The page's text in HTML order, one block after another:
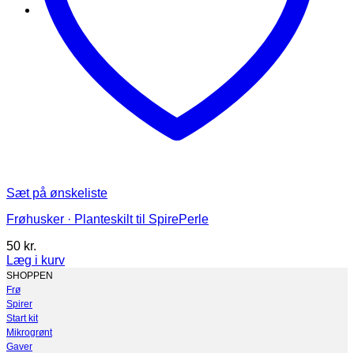
Sæt på ønskeliste
Frøhusker · Planteskilt til SpirePerle
50 kr.
Læg i kurv
Dette
vare
har
flere
varianter.
Mulighederne
SHOPPEN
Frø
Spirer
Start kit
Mikrogrønt
Gaver